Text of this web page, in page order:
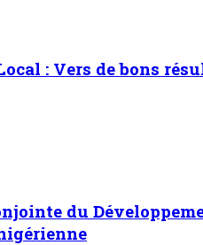
: Vers de bons
du